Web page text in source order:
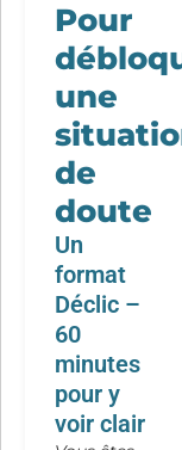
Pour
une
de
doute
Un
format
Déclic –
60
minutes
pour y
voir clair